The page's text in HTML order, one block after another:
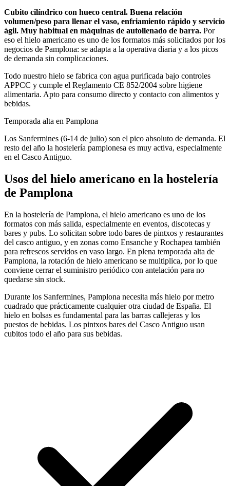
Cubito cilíndrico con hueco central. Buena relación
volumen/peso para llenar el vaso, enfriamiento rápido y servicio
ágil. Muy habitual en máquinas de autollenado de barra. Por
eso el hielo americano es uno de los formatos más solicitados por los
negocios de Pamplona: se adapta a la operativa diaria y a los picos
de demanda sin complicaciones.
Todo nuestro hielo se fabrica con agua purificada bajo controles
APPCC y cumple el Reglamento CE 852/2004 sobre higiene
alimentaria. Apto para consumo directo y contacto con alimentos y
bebidas.
Temporada alta en Pamplona
Los Sanfermines (6-14 de julio) son el pico absoluto de demanda. El
resto del año la hostelería pamplonesa es muy activa, especialmente
en el Casco Antiguo.
Usos del hielo americano en la hostelería
de Pamplona
En la hostelería de Pamplona, el hielo americano es uno de los
formatos con más salida, especialmente en eventos, discotecas y
bares y pubs. Lo solicitan sobre todo bares de pintxos y restaurantes
del casco antiguo, y en zonas como Ensanche y Rochapea también
para refrescos servidos en vaso largo. En plena temporada alta de
Pamplona, la rotación de hielo americano se multiplica, por lo que
conviene cerrar el suministro periódico con antelación para no
quedarse sin stock.
Durante los Sanfermines, Pamplona necesita más hielo por metro
cuadrado que prácticamente cualquier otra ciudad de España. El
hielo en bolsas es fundamental para las barras callejeras y los
puestos de bebidas. Los pintxos bares del Casco Antiguo usan
cubitos todo el año para sus bebidas.